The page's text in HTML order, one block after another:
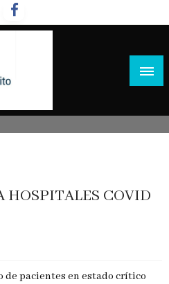
HOSPITALES COVID
de pacientes en estado crítico